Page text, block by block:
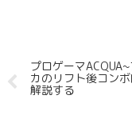
プロゲーマ
カのリフト後コン
解説する